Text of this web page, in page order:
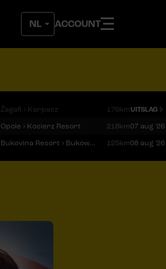
ACCOUNT
Żagań › Karpacz 176kmUITSLAG
Opole › Kocierz Resort 218km07 aug '26
Bukovina Resort › Bukowina Tatrzańska 125km08 aug '26